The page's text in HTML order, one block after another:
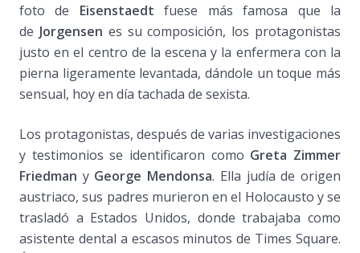
foto de Eisenstaedtfuese más famosa que la
de Jorgensen es su composición, los protagonistas
justo en el centro de la escena y la enfermera con la
pierna ligeramente levantada, dándole un toque más
sensual, hoy en día tachada de sexista.
Los protagonistas, después de varias investigaciones
y testimonios se identificaron como Greta Zimmer
Friedman y George Mendonsa. Ella judía de origen
austriaco, sus padres murieron en el Holocausto y se
trasladó a Estados Unidos, donde trabajaba como
asistente dental a escasos minutos de Times Square.